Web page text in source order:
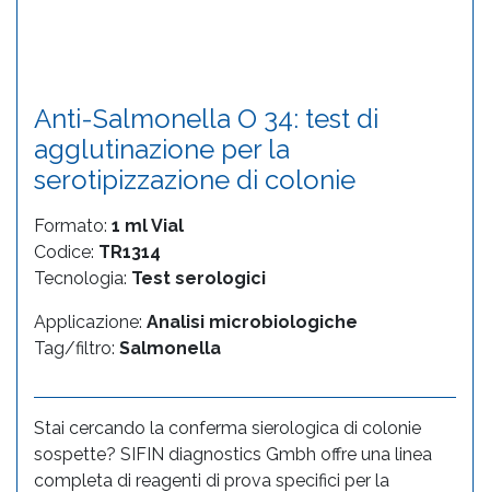
Anti-Salmonella O 34: test di
agglutinazione per la
serotipizzazione di colonie
Formato: 1 ml Vial
Codice: TR1314
Tecnologia: Test serologici
Applicazione: Analisi microbiologiche
Tag/filtro: Salmonella
Stai cercando la conferma sierologica di colonie
sospette? SIFIN diagnostics Gmbh offre una linea
completa di reagenti di prova specifici per la